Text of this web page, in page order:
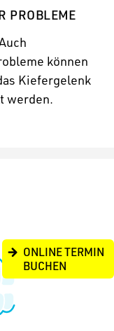
ONLINE TERMIN
BUCHEN
PROBLEME
können
Kiefergelenk
werden.